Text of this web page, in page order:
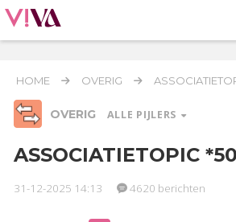
HOME OVERIG
OVERIG ALLE PIJLERS
Relaties Werk & Studie Geld &
ASSOCIATIETOPIC
31-12-2025 14:13 4620 berichten